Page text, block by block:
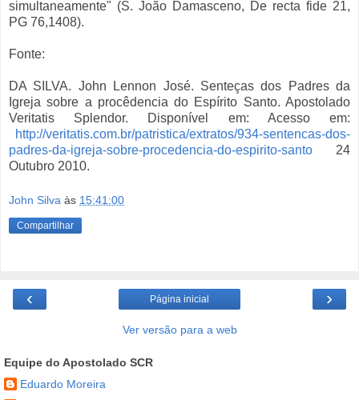
simultaneamente" (S. João Damasceno, De recta fide 21,
PG 76,1408).
Fonte:
DA SILVA. John Lennon José. Senteças dos Padres da
Igreja sobre a procêdencia do Espírito Santo. Apostolado
Veritatis Splendor. Disponível em: Acesso em:
http://veritatis.com.br/patristica/extratos/934-sentencas-dos-
padres-da-igreja-sobre-procedencia-do-espirito-santo 24
Outubro 2010.
John Silva às 15:41:00
Compartilhar
‹ ›
Página inicial
Ver versão para a web
Equipe do Apostolado SCR
Eduardo Moreira